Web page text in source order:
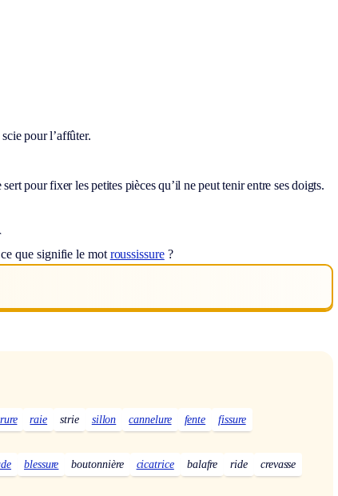
pour l’affûter.
pour fixer les petites pièces qu’il ne peut tenir entre ses doigts.
que signifie le mot roussissure?
raie strie sillon cannelure fente fissure
blessure boutonnière cicatrice balafre ride
crevasse